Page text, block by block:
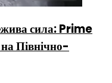
сила: Prime
Північно-